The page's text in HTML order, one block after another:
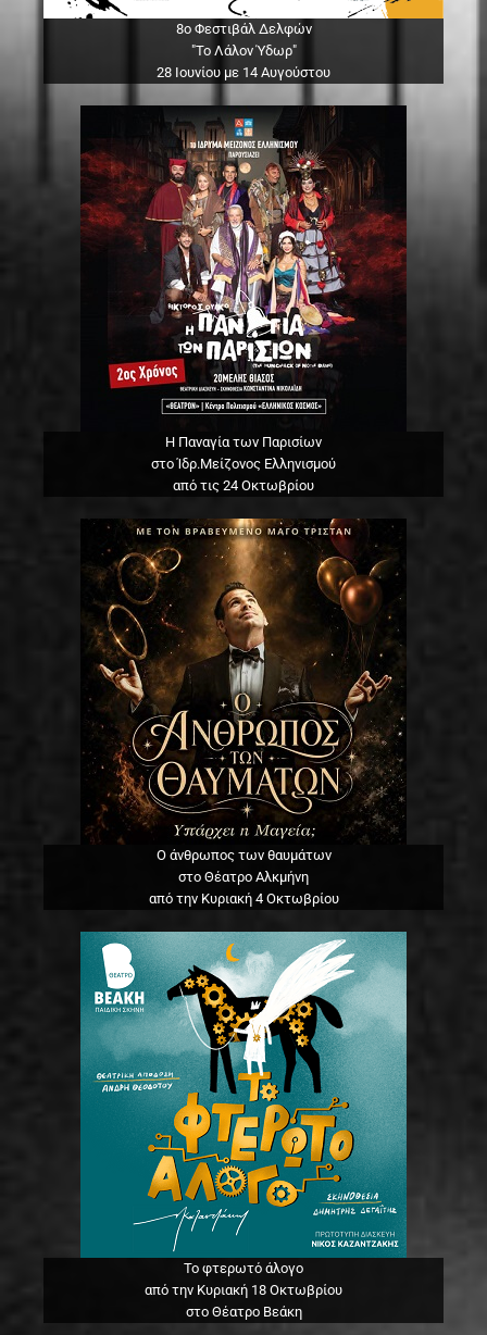
8ο Φεστιβάλ Δελφών
"Το Λάλον Ύδωρ"
28 Ιουνίου με 14 Αυγούστου
Η Παναγία των Παρισίων
στο Ίδρ.Μείζονος Ελληνισμού
από τις 24 Οκτωβρίου
Ο άνθρωπος των θαυμάτων
στο Θέατρο Αλκμήνη
από την Κυριακή 4 Οκτωβρίου
Το φτερωτό άλογο
από την Κυριακή 18 Οκτωβρίου
στο Θέατρο Βεάκη